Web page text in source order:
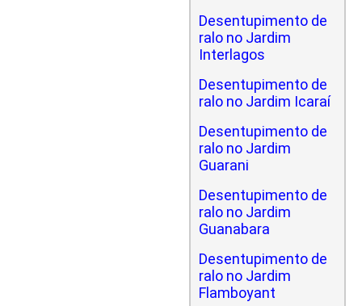
Desentupimento de
ralo no Jardim
Interlagos
Desentupimento de
ralo no Jardim Icaraí
Desentupimento de
ralo no Jardim
Guarani
Desentupimento de
ralo no Jardim
Guanabara
Desentupimento de
ralo no Jardim
Flamboyant